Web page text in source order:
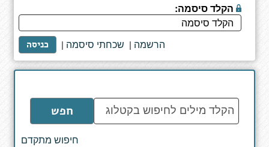
הקלד סיסמה:
כניסה | שכחתי סיסמה | הרשמה
הקלד
מילים
לחיפוש
חפש
חיפוש מתקדם